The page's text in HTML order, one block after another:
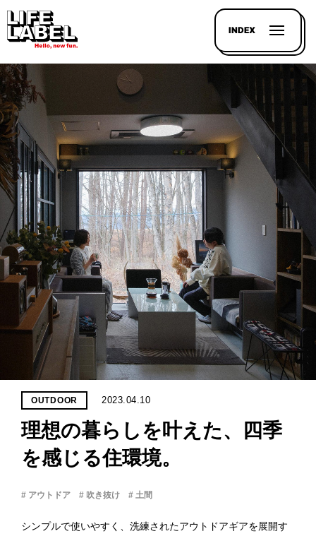
INDEX
記事を
探す
LINE-
UP
PROJECT
WHAT’S
LIFE
LABEL
ライフレー
OUTDOOR 2023.04.10
理想の暮らしを叶えた、四季
を感じる住環境。
# アウトドア # 吹き抜け # 土間
シンプルで使いやすく、洗練されたアウトドアギアを展開す